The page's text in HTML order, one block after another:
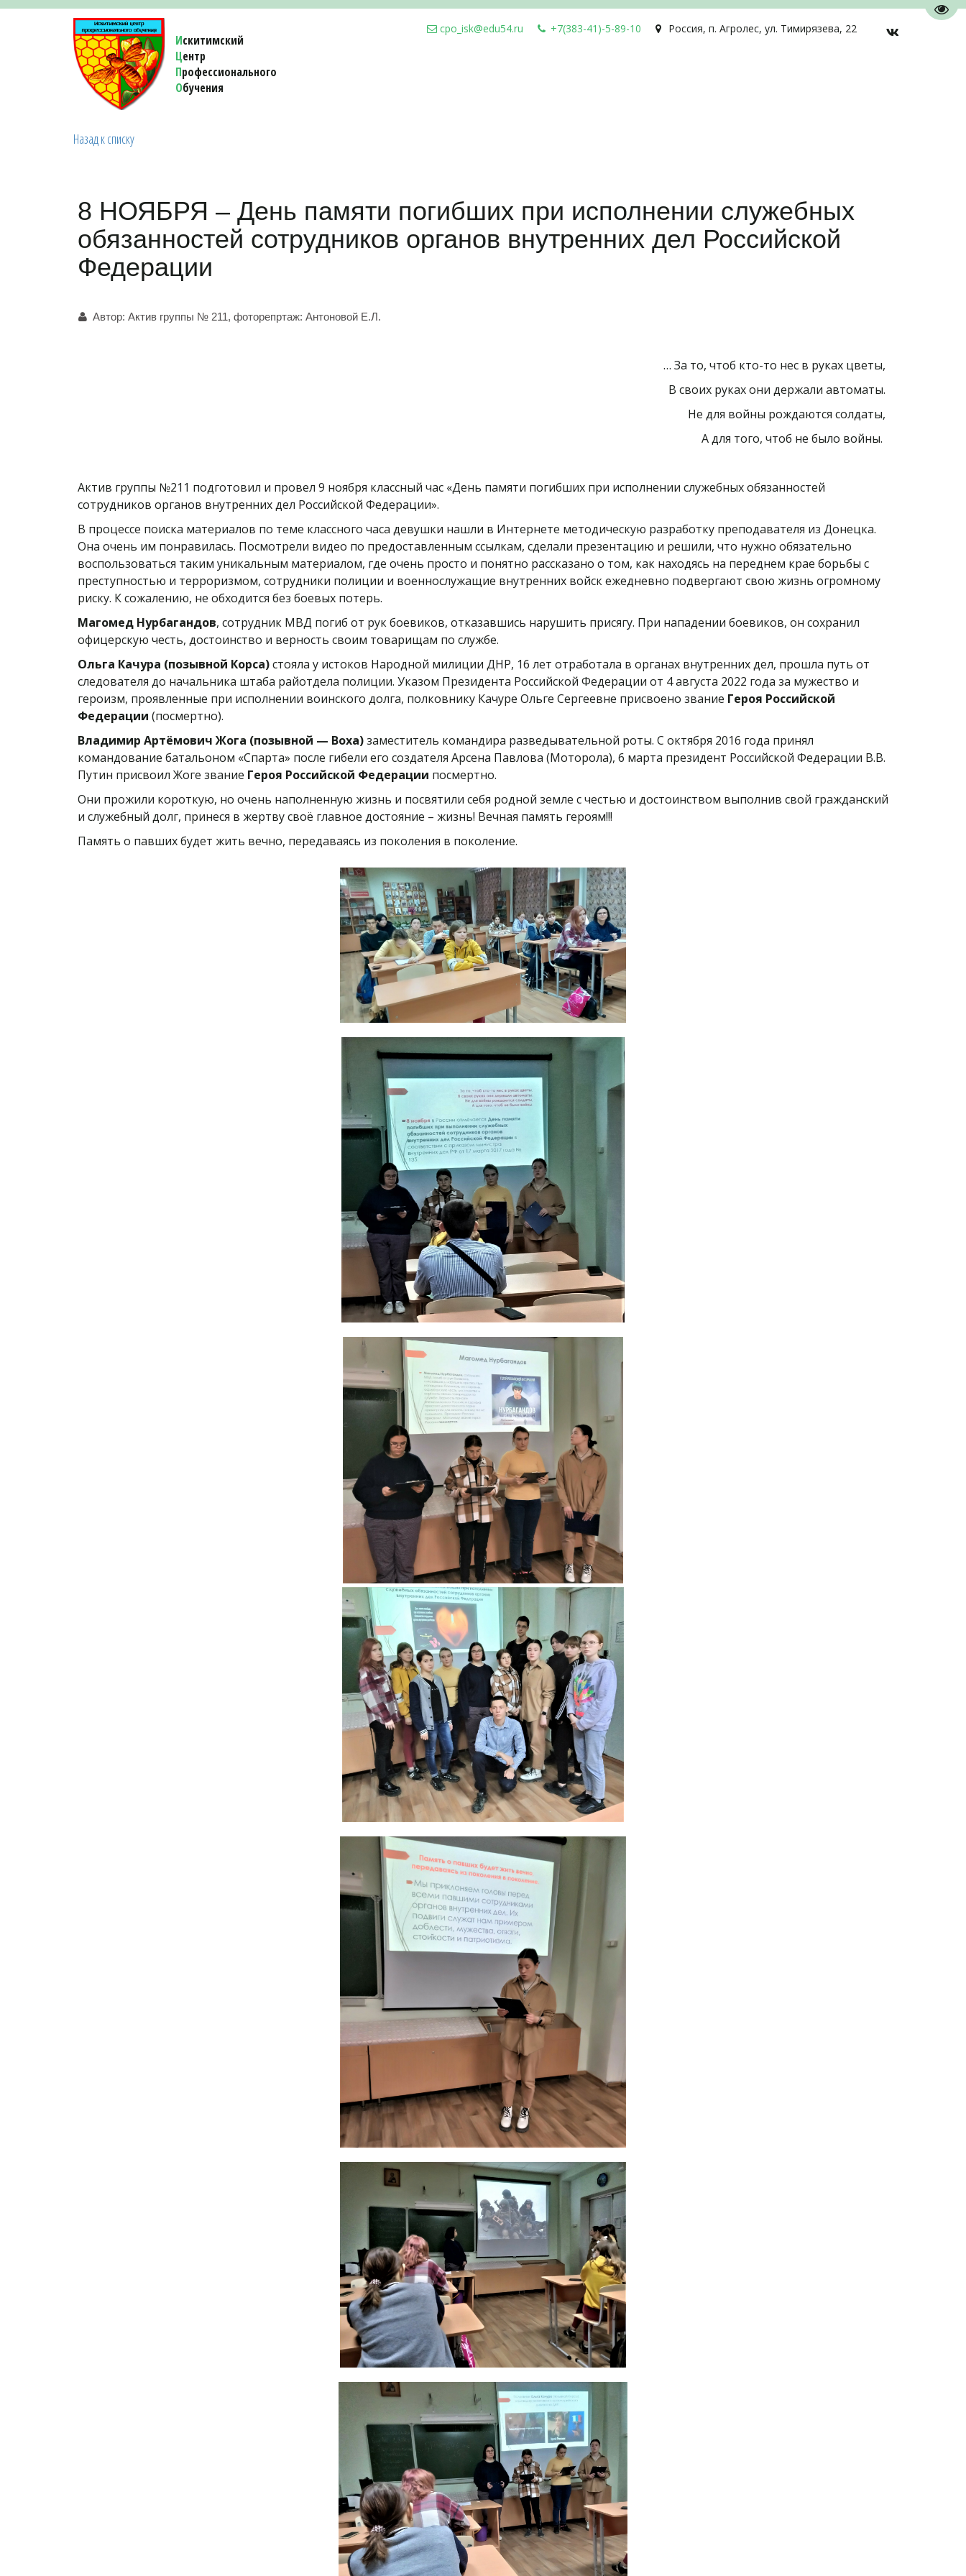
Искитимский
Центр
Профессионального
Обучения
Россия, п. Агролес, ул. Тимирязева, 22
+7(383-41)-5-89-10
cpo_isk@edu54.ru
Назад к списку
8 НОЯБРЯ – День памяти погибших при исполнении служебных
обязанностей сотрудников органов внутренних дел Российской
Федерации
Автор: Актив группы № 211, фоторепртаж: Антоновой Е.Л.
… За то, чтоб кто-то нес в руках цветы,
В своих руках они держали автоматы.
Не для войны рождаются солдаты,
А для того, чтоб не было войны.
Актив группы №211 подготовил и провел 9 ноября классный час «День памяти погибших при исполнении служебных обязанностей
сотрудников органов внутренних дел Российской Федерации».
В процессе поиска материалов по теме классного часа девушки нашли в Интернете методическую разработку преподавателя из Донецка.
Она очень им понравилась. Посмотрели видео по предоставленным ссылкам, сделали презентацию и решили, что нужно обязательно
воспользоваться таким уникальным материалом, где очень просто и понятно рассказано о том, как находясь на переднем крае борьбы с
преступностью и терроризмом, сотрудники полиции и военнослужащие внутренних войск ежедневно подвергают свою жизнь огромному
риску. К сожалению, не обходится без боевых потерь.
Магомед Нурбагандов, сотрудник МВД погиб от рук боевиков, отказавшись нарушить присягу. При нападении боевиков, он сохранил
офицерскую честь, достоинство и верность своим товарищам по службе.
Ольга Качура (позывной Корса)стояла у истоков Народной милиции ДНР, 16 лет отработала в органах внутренних дел, прошла путь от
следователя до начальника штаба райотдела полиции. Указом Президента Российской Федерации от 4 августа 2022 года за мужество и
героизм, проявленные при исполнении воинского долга, полковнику Качуре Ольге Сергеевне присвоено звание Героя Российской
Федерации (посмертно).
Владимир Артёмович Жога (позывной — Воха)заместитель командира разведывательной роты. С октября 2016 года принял
командование батальоном «Спарта» после гибели его создателя Арсена Павлова (Моторола), 6 марта президент Российской Федерации В.В.
Путин присвоил Жоге звание Героя Российской Федерации посмертно.
Они прожили короткую, но очень наполненную жизнь и посвятили себя родной земле с честью и достоинством выполнив свой гражданский
и служебный долг, принеся в жертву своё главное достояние – жизнь! Вечная память героям!!!
Память о павших будет жить вечно, передаваясь из поколения в поколение.